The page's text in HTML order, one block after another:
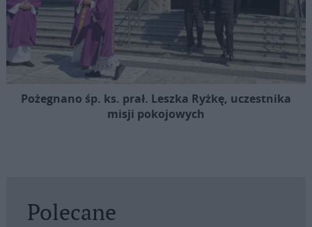
Pożegnano śp. ks. prał. Leszka Ryżkę, uczestnika
misji pokojowych
Polecane